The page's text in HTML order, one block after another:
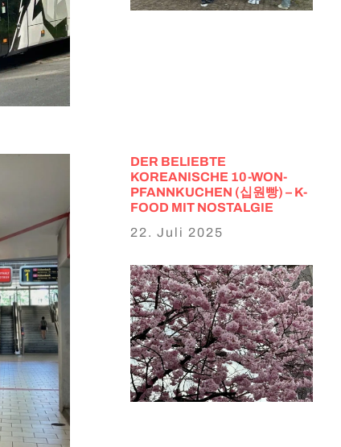
DER BELIEBTE
KOREANISCHE 10-WON-
PFANNKUCHEN (십원빵) – K-
FOOD MIT NOSTALGIE
22. Juli 2025